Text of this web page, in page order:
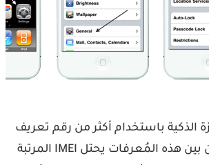
الذكية باستخدام أكثر من رقم تعريف
للتمييز بينها، ومن بين هذه المُعرفات يحتل IMEI المرتبة